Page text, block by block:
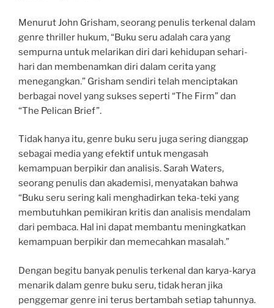
Menurut John Grisham, seorang penulis terkenal dalam
genre thriller hukum, “Buku seru adalah cara yang
sempurna untuk melarikan diri dari kehidupan sehari-
hari dan membenamkan diri dalam cerita yang
menegangkan.” Grisham sendiri telah menciptakan
berbagai novel yang sukses seperti “The Firm” dan
“The Pelican Brief”.
Tidak hanya itu, genre buku seru juga sering dianggap
sebagai media yang efektif untuk mengasah
kemampuan berpikir dan analisis. Sarah Waters,
seorang penulis dan akademisi, menyatakan bahwa
“Buku seru sering kali menghadirkan teka-teki yang
membutuhkan pemikiran kritis dan analisis mendalam
dari pembaca. Hal ini dapat membantu meningkatkan
kemampuan berpikir dan memecahkan masalah.”
Dengan begitu banyak penulis terkenal dan karya-karya
menarik dalam genre buku seru, tidak heran jika
penggemar genre ini terus bertambah setiap tahunnya.